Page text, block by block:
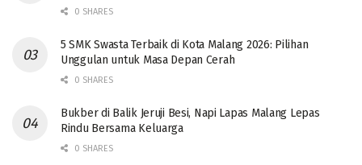
0 SHARES
5 SMK Swasta Terbaik di Kota Malang 2026: Pilihan
Unggulan untuk Masa Depan Cerah
0 SHARES
Bukber di Balik Jeruji Besi, Napi Lapas Malang Lepas
Rindu Bersama Keluarga
0 SHARES